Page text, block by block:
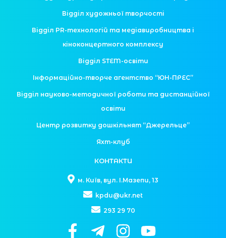
Відділ художньої творчості
Відділ PR-технологій та медіавиробництва і
кіноконцертного комплексу
Відділ STEM-освіти
Інформаційно-творче агентство “ЮН-ПРЕС”
Відділ науково-методичної роботи та дистанційної
освіти
Центр розвитку дошкільнят “Джерельце”
Яхт-клуб
КОНТАКТИ
м. Київ, вул. І.Мазепи, 13
kpdu@ukr.net
293 29 70